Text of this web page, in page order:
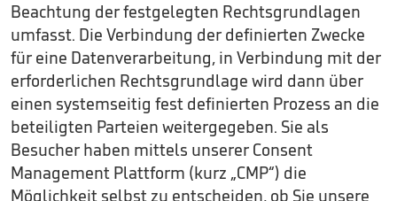
Beachtung der festgelegten Rechtsgrundlagen
umfasst. Die Verbindung der definierten Zwecke
für eine Datenverarbeitung, in Verbindung mit der
erforderlichen Rechtsgrundlage wird dann über
einen systemseitig fest definierten Prozess an die
beteiligten Parteien weitergegeben. Sie als
Besucher haben mittels unserer Consent
Management Plattform (kurz „CMP“) die
Möglichkeit selbst zu entscheiden, ob Sie unsere